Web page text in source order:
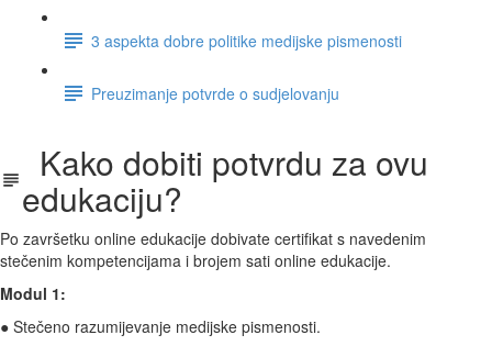
3 aspekta dobre politike medijske pismenosti
Preuzimanje potvrde o sudjelovanju
Kako dobiti potvrdu za ovu
edukaciju?
Po završetku online edukacije dobivate certifikat s navedenim
stečenim kompetencijama i brojem sati online edukacije.
Modul 1:
● Stečeno razumijevanje medijske pismenosti.